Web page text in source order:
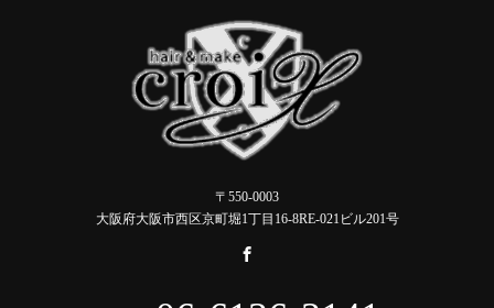
〒550-0003
大阪府大阪市西区京町堀1丁目16-8RE-021ビル201号